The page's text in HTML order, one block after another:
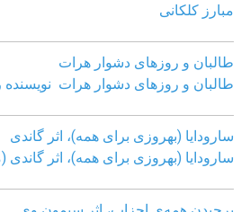
مبارز کلکانی
طالبان و روزهای دشوار هرات
طالبان و روزهای دشوار هرات نویسنده
سارودایا (بهروزی برای همه)، اثر گاندی
سارودایا (بهروزی برای همه)، اثر